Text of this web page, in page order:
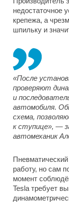
недостаточное
крепежа, а
шпильку и
«После
проверяют
и
автомобиля.
схема,
к ступице», —
автомеханик
Пневматический
работу, но сам
момент
Tesla требует